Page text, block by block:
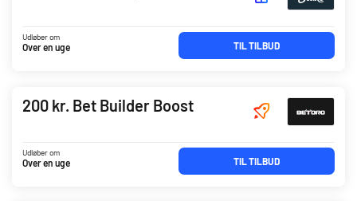
Udløber om
Over en uge TIL TILBUD
200 kr. Bet Builder Boost
Udløber om
Over en uge TIL TILBUD